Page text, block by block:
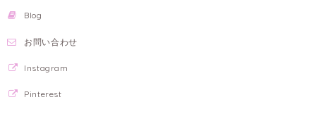
Blog
お問い合わせ
Instagram
Pinterest